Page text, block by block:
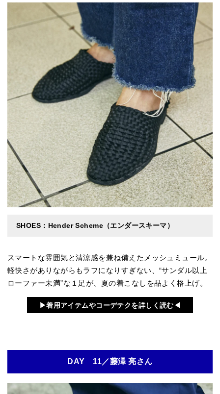
SHOES：Hender Scheme（エンダースキーマ）
スマートな雰囲気と清涼感を兼ね備えたメッシュミュール。
軽快さがありながらもラフになりすぎない、“サンダル以上
ローファー未満”な１足が、夏の着こなしを品よく格上げ。
▶︎着用アイテムやコーデテクを詳しく読む◀︎
DAY 11／藤澤 亮さん